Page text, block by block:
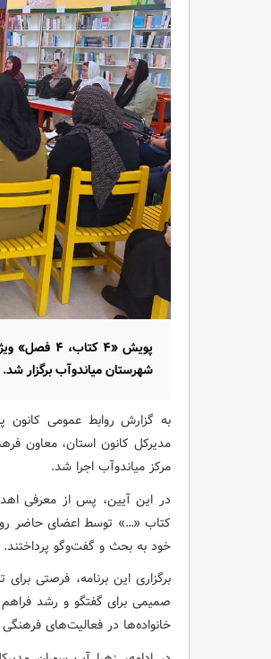
پویش «۴
شهرستان میاندوآب برگزار شد.
به گزارش روابط عمومی کانون
مدیرکل کانون استان، معاون
مرکز میاندوآب اجرا شد.
در این آیین، پس از معرفی
کتاب «…» توسط اعضای حاضر
خود به بحث و گفت‌وگو پرداختند.
برگزاری این برنامه، فرصتی
صمیمی برای گفتگو و رشد
خانواده‌ها در فعالیت‌های